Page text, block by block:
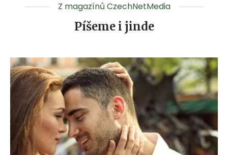
Z magazínů CzechNetMedia
Píšeme i jinde